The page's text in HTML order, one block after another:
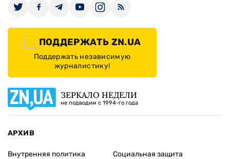
ПОДДЕРЖАТЬ ZN.UA
Поддержать независимую
журналистику!
ЗЕРКАЛО НЕДЕЛИ
не подводим с 1994-го года
АРХИВ
Внутренняя политика
Социальная защита